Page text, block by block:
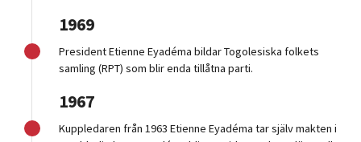
1969
President Etienne Eyadéma bildar Togolesiska folkets
samling (RPT) som blir enda tillåtna parti.
1967
Kuppledaren från 1963 Etienne Eyadéma tar själv makten i